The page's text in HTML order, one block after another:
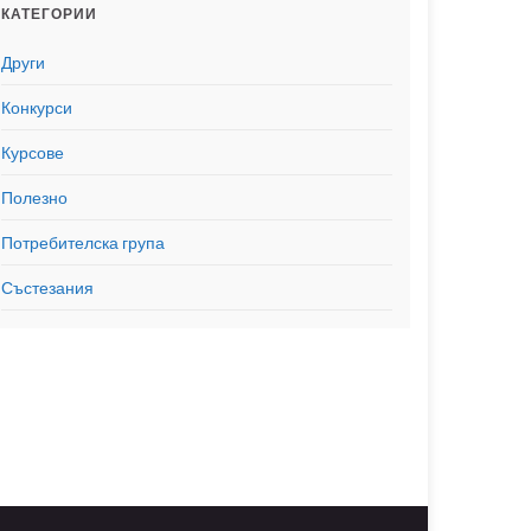
КАТЕГОРИИ
Други
Конкурси
Курсове
Полезно
Потребителска група
Състезания